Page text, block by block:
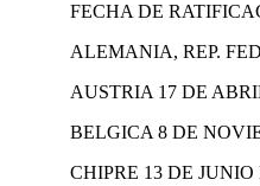
FECHA DE
ALEMANIA, REP.
AUSTRIA 17 DE
BELGICA 8 DE
CHIPRE 13 DE JUNIO